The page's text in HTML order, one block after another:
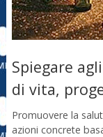
Spiegare
di vita,
Promuovere la
azioni concrete